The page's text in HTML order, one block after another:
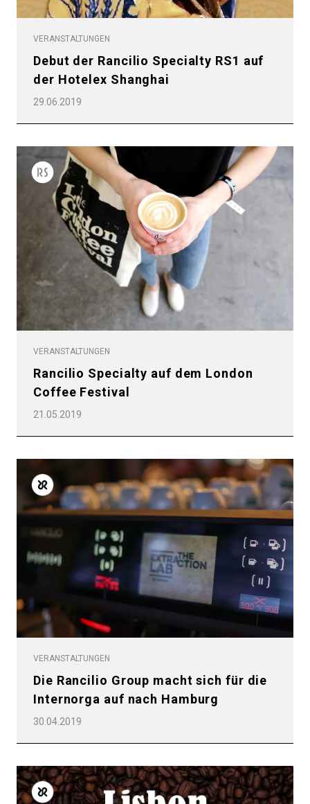
VERANSTALTUNGEN
Debut der Rancilio Specialty RS1 auf
der Hotelex Shanghai
29.06.2019
VERANSTALTUNGEN
Rancilio Specialty auf dem London
Coffee Festival
21.05.2019
VERANSTALTUNGEN
Die Rancilio Group macht sich für die
Internorga auf nach Hamburg
30.04.2019